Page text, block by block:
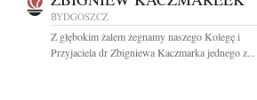
BYDGOSZCZ
Z głębokim żalem żegnamy naszego Kolegę i
Przyjaciela dr Zbigniewa Kaczmarka jednego z...